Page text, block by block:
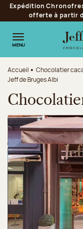
Aller à la navigation
Aller au contenu
Aller au pied de page
Expédition
offerte à partir
MENU
Accueil Chocolatier
Jeff de Bruges Albi